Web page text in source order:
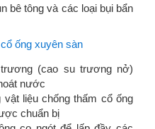
bê tông và các loại bụi bẩn
ống xuyên sàn
(cao su trương nở)
nước
vật liệu chống thấm cổ ống
chuẩn bị